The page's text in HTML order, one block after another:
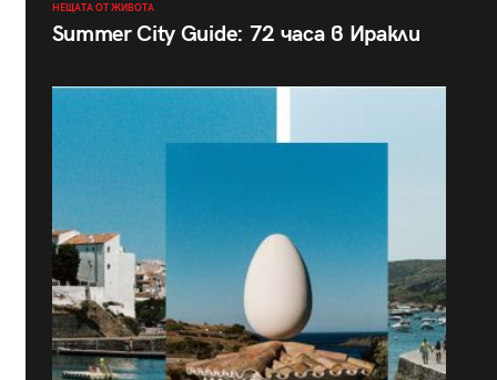
НЕЩАТА ОТ ЖИВОТА
Summer City Guide: 72 часа в Иракли